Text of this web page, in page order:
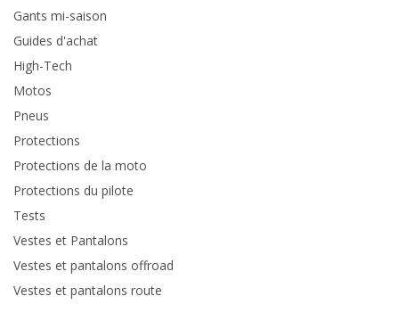
Gants mi-saison
Guides d'achat
High-Tech
Motos
Pneus
Protections
Protections de la moto
Protections du pilote
Tests
Vestes et Pantalons
Vestes et pantalons offroad
Vestes et pantalons route